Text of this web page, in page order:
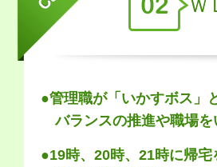
Ｗ
●管理職が「いかすボス」
バランスの推進や職場
●19時、20時、21時に帰